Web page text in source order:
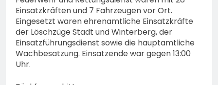
Einsatzkräften und 7 Fahrzeugen vor Ort.
Eingesetzt waren ehrenamtliche Einsatzkräfte
der Löschzüge Stadt und Winterberg, der
Einsatzführungsdienst sowie die hauptamtliche
Wachbesatzung. Einsatzende war gegen 13:00
Uhr.